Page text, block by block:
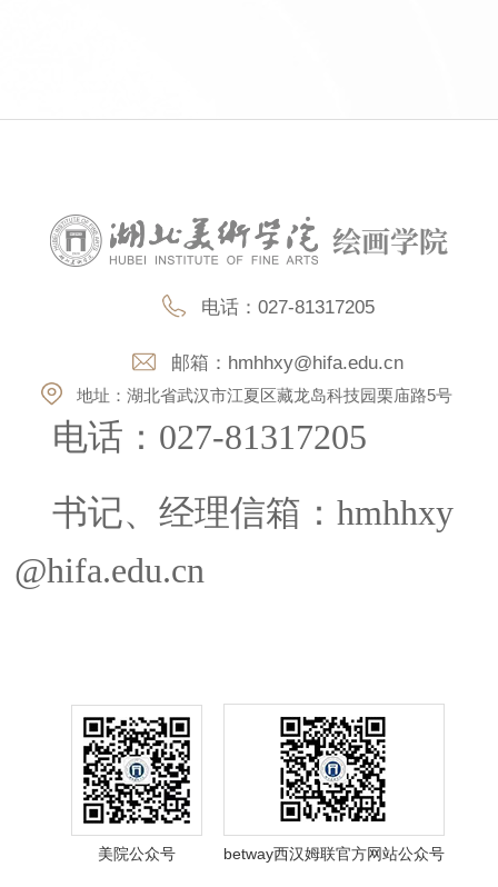
电话：027-81317205
邮箱： hmhhxy@hifa.edu.cn
地址：湖北省武汉市江夏区藏龙岛科技园栗庙路5号
电话： 027-81317205
书记、经理信箱：hmhhxy
@hifa.edu.cn
美院公众号 betway西汉姆联官方网站公众号